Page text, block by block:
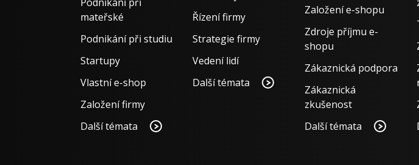
mateřské
Podnikání při studiu
Startupy
Vlastní e-shop
Založení firmy
Další témata
Řízení firmy
Strategie firmy
Vedení lidí
Další témata
Založení e-shopu
Zdroje příjmu e-
shopu
Zákaznická podpora
Zákaznická
zkušenost
Další témata